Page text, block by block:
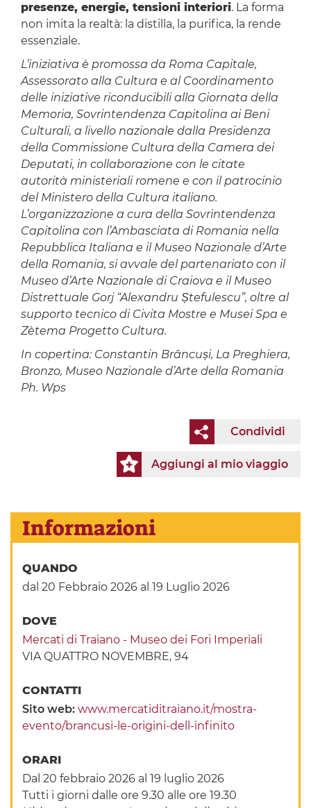
presenze, energie, tensioni interiori. La forma
non imita la realtà: la distilla, la purifica, la rende
essenziale.
L’iniziativa è promossa da Roma Capitale,
Assessorato alla Cultura e al Coordinamento
delle iniziative riconducibili alla Giornata della
Memoria, Sovrintendenza Capitolina ai Beni
Culturali, a livello nazionale dalla Presidenza
della Commissione Cultura della Camera dei
Deputati, in collaborazione con le citate
autorità ministeriali romene e con il patrocinio
del Ministero della Cultura italiano.
L’organizzazione a cura della Sovrintendenza
Capitolina con l’Ambasciata di Romania nella
Repubblica Italiana e il Museo Nazionale d’Arte
della Romania, si avvale del partenariato con il
Museo d’Arte Nazionale di Craiova e il Museo
Distrettuale Gorj “Alexandru Ștefulescu”, oltre al
supporto tecnico di Civita Mostre e Musei Spa e
Zètema Progetto Cultura.
In copertina: Constantin Brâncuși, La Preghiera,
Bronzo, Museo Nazionale d’Arte della Romania
Ph. Wps
Condividi
Aggiungi al mio viaggio
Informazioni
QUANDO
dal 20 Febbraio 2026 al 19 Luglio 2026
DOVE
Mercati di Traiano - Museo dei Fori Imperiali
VIA QUATTRO NOVEMBRE, 94
CONTATTI
Sito web:www.mercatiditraiano.it/mostra-
evento/brancusi-le-origini-dell-infinito
ORARI
Dal 20 febbraio 2026 al 19 luglio 2026
Tutti i giorni dalle ore 9.30 alle ore 19.30